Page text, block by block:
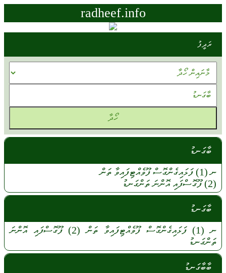
radheef.info
ރަދީފު
ބާގަނޑު
ނ (1)
ފަޅައިގެންގޮސްފޫވެއްޓިފައިވާ ތަން
(2)
ފޫގޮސްފައިއޮންނަތަންގަނޑު
ބާގަނޑު
ނ (1) ފަޅައިގެންގޮސްފޫވެއްޓިފައިވާ ތަން (2) ފޫގޮސްފައިއޮންނަ
ތަންގަނޑު
ބާބާގަނޑު